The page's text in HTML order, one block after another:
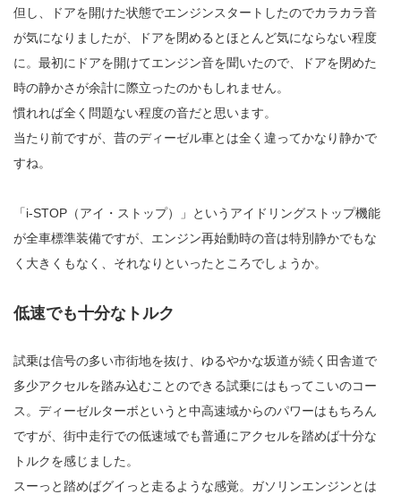
但し、ドアを開けた状態でエンジンスタートしたのでカラカラ音
が気になりましたが、ドアを閉めるとほとんど気にならない程度
に。最初にドアを開けてエンジン音を聞いたので、ドアを閉めた
時の静かさが余計に際立ったのかもしれません。
慣れれば全く問題ない程度の音だと思います。
当たり前ですが、昔のディーゼル車とは全く違ってかなり静かで
すね。
「i-STOP（アイ・ストップ）」というアイドリングストップ機能
が全車標準装備ですが、エンジン再始動時の音は特別静かでもな
く大きくもなく、それなりといったところでしょうか。
低速でも十分なトルク
試乗は信号の多い市街地を抜け、ゆるやかな坂道が続く田舎道で
多少アクセルを踏み込むことのできる試乗にはもってこいのコー
ス。ディーゼルターボというと中高速域からのパワーはもちろん
ですが、街中走行での低速域でも普通にアクセルを踏めば十分な
トルクを感じました。
スーっと踏めばグイっと走るような感覚。ガソリンエンジンとは